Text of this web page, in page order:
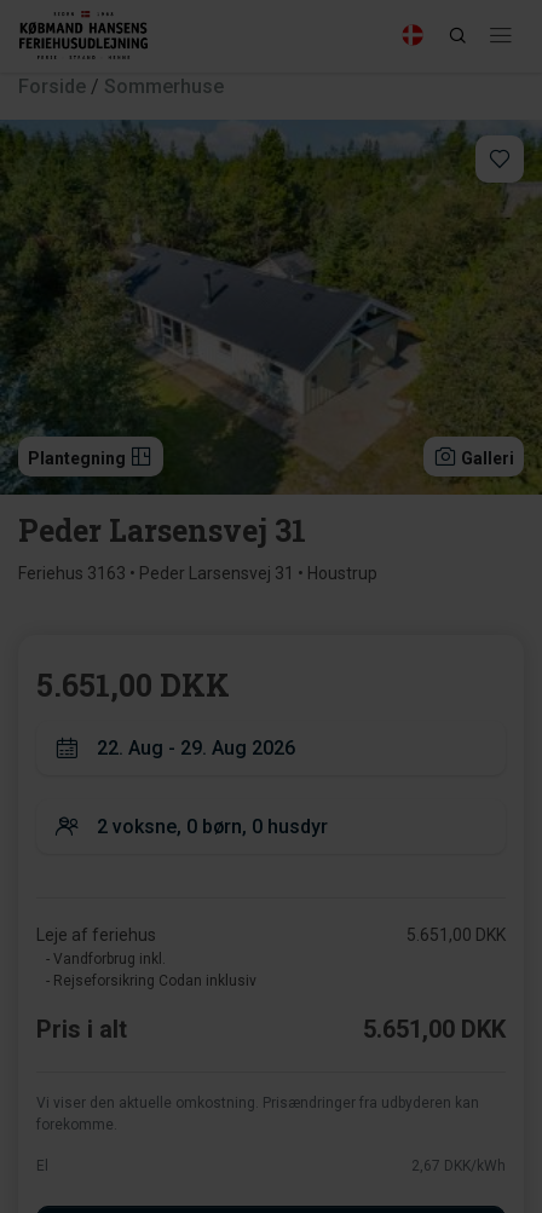
Forside / Sommerhuse
Plantegning Galleri
Peder Larsensvej 31
Feriehus 3163 • Peder Larsensvej 31 • Houstrup
5.651,00 DKK
Leje af feriehus
- Vandforbrug inkl.
- Rejseforsikring Codan inklusiv
5.651,00 DKK
Pris i alt 5.651,00 DKK
Vi viser den aktuelle omkostning. Prisændringer fra udbyderen kan
forekomme.
El 2,67 DKK/kWh